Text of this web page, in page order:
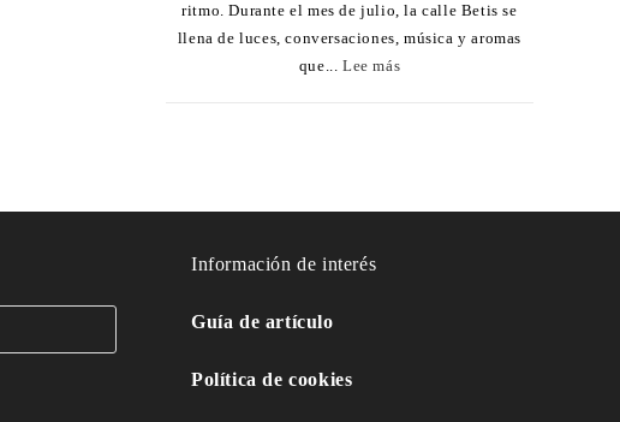
ritmo. Durante el mes de julio, la calle Betis se
llena de luces, conversaciones, música y aromas
que... Lee más
Información de interés
Guía de artículo
Política de cookies